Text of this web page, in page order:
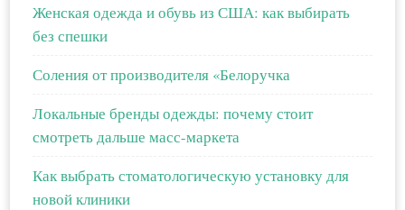
Женская одежда и обувь из США: как выбирать
без спешки
Соления от производителя «Белоручка
Локальные бренды одежды: почему стоит
смотреть дальше масс-маркета
Как выбрать стоматологическую установку для
новой клиники